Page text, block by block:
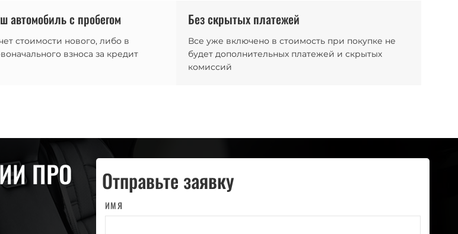
автомобиль с пробегом
стоимости нового, либо в
взноса за кредит
Без скрытых платежей
Все уже включено в стоимость при покупке не
будет дополнительных платежей и скрытых
комиссий
ПРО
Отправьте заявку
ИМЯ